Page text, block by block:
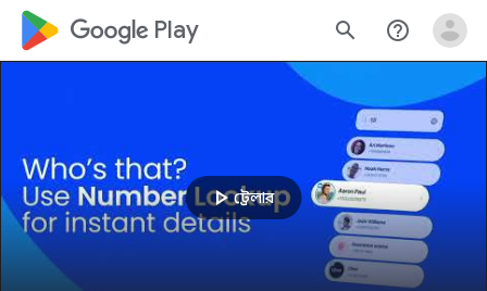
google_logo Play search help_outline
play_arrowট্রেলার